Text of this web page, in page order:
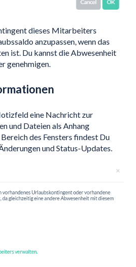
dieses Mitarbeiters
anzupassen, wenn das
ist. Du kannst die Abwesenheit
genehmigen.
eine Nachricht zur
und Dateien als Anhang
des Fensters findest Du
und Status-Updates.